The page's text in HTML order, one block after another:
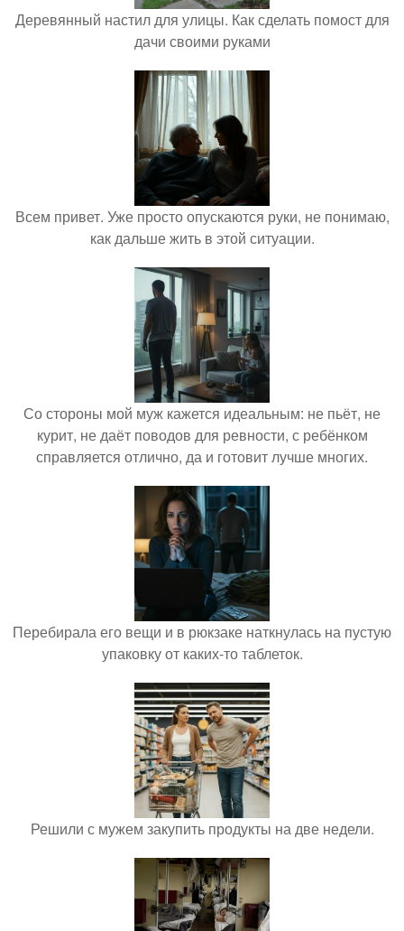
Деревянный настил для улицы. Как сделать помост для
дачи своими руками
Всем привет. Уже просто опускаются руки, не понимаю,
как дальше жить в этой ситуации.
Со стороны мой муж кажется идеальным: не пьёт, не
курит, не даёт поводов для ревности, с ребёнком
справляется отлично, да и готовит лучше многих.
Перебирала его вещи и в рюкзаке наткнулась на пустую
упаковку от каких-то таблеток.
Решили с мужем закупить продукты на две недели.